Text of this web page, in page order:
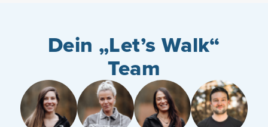
Dein „Let’s Walk“
Team